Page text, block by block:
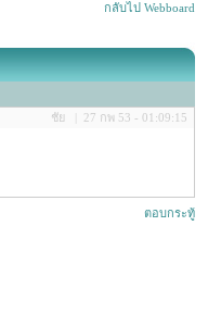
กลับไป Webboard
ชัย | 27 กพ 53 - 01:09:15
ตอบกระทู้